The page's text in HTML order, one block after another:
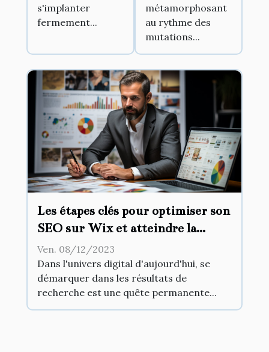
s'implanter
fermement...
métamorphosant
au rythme des
mutations...
Les étapes clés pour optimiser son
SEO sur Wix et atteindre la
première page de Google
Ven. 08/12/2023
Dans l'univers digital d'aujourd'hui, se
démarquer dans les résultats de
recherche est une quête permanente...